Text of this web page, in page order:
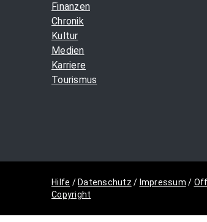
Finanzen
Chronik
Kultur
Medien
Karriere
Tourismus
Hilfe / Datenschutz / Impressum /
Copyright